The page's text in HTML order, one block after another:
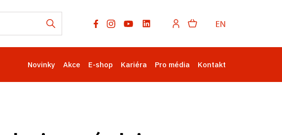
EN
Novinky Akce E-shop Kariéra Pro média Kontakt